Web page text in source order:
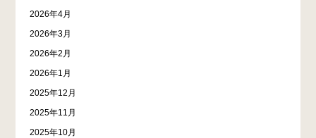
2026年4月
2026年3月
2026年2月
2026年1月
2025年12月
2025年11月
2025年10月